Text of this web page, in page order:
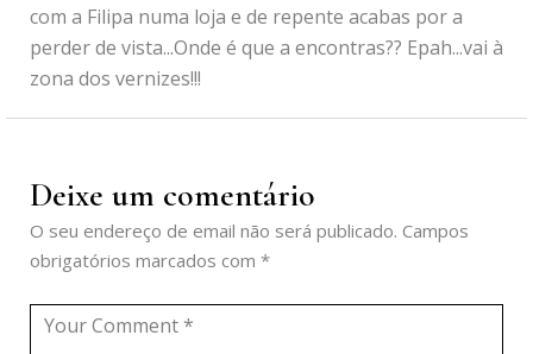
com a Filipa numa loja e de repente acabas por a
perder de vista...Onde é que a encontras?? Epah...vai à
zona dos vernizes!!!
Deixe um comentário
O seu endereço de email não será publicado. Campos
obrigatórios marcados com *